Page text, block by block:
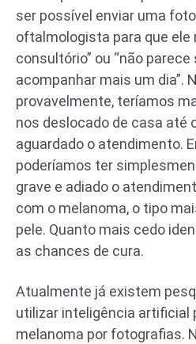
ser possível enviar uma
oftalmologista para que ele
consultório” ou “não
acompanhar mais um dia”.
provavelmente, teríamos
nos deslocado de casa até
aguardado o atendimento.
poderíamos ter
grave e adiado o
com o melanoma, o tipo
pele. Quanto mais cedo
as chances de cura.
Atualmente já existem
utilizar inteligência artificial
melanoma por fotografias.